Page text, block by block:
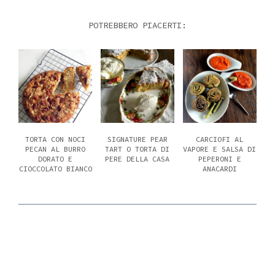
POTREBBERO PIACERTI:
TORTA CON NOCI
PECAN AL BURRO
DORATO E
CIOCCOLATO BIANCO
SIGNATURE PEAR
TART O TORTA DI
PERE DELLA CASA
CARCIOFI AL
VAPORE E SALSA DI
PEPERONI E
ANACARDI